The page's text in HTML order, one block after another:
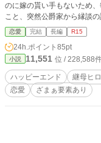
のに嫁の貰い手もないため、毎日母
こと、突然公爵家から縁談
けるのかと訝しく思いつつ
代わりになれと言われる。
て、お節介なシアは嫁ぐこと決めたのだった。
なのに無表情で高圧的。三
フィオナもとても反抗的。
闘するシアの
恋愛 完結 長編 R15
24h.ポイント 85pt
小説 11,551 位 / 228,588
ハッピーエンド 継母ヒ
恋愛
ざまぁ要素あり